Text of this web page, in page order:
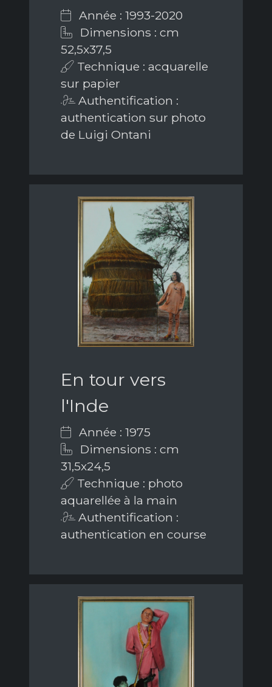
Année : 1993-2020
Dimensions : cm
52,5x37,5
Technique : acquarelle
sur papier
Authentification :
authentication sur photo
de Luigi Ontani
En tour vers
l'Inde
Année : 1975
Dimensions : cm
31,5x24,5
Technique : photo
aquarellée à la main
Authentification :
authentication en course